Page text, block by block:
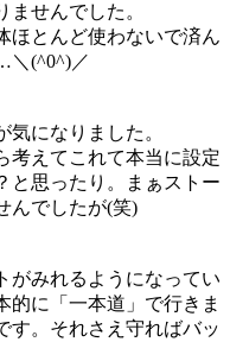
せんでした。
ほとんど使わないで済ん
＼(^0^)／
になりました。
考えてこれて本当に設定
と思ったり。まぁストー
んでしたが(笑)
がみれるようになってい
的に「一本道」で行きま
す。それさえ守ればバッ